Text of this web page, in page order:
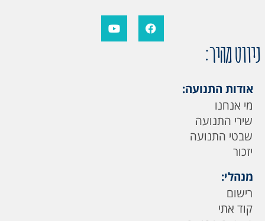
ניווט מהיר:
אודות התנועה:
מי אנחנו
שירי התנועה
שבטי התנועה
יזכור
מנהלי:
רישום
קוד אתי